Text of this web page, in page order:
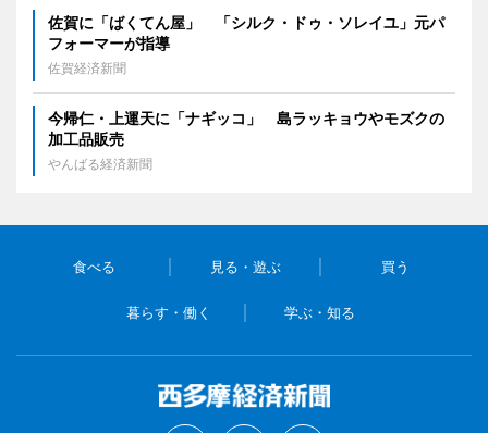
佐賀に「ばくてん屋」 「シルク・ドゥ・ソレイユ」元パ
フォーマーが指導
佐賀経済新聞
今帰仁・上運天に「ナギッコ」 島ラッキョウやモズクの
加工品販売
やんばる経済新聞
食べる 見る・遊ぶ 買う
暮らす・働く 学ぶ・知る